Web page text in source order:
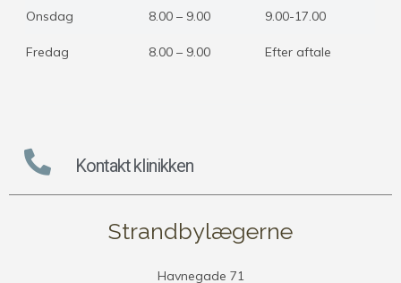
Onsdag 8.00 – 9.00 9.00-17.00
Fredag 8.00 – 9.00 Efter aftale
Kontakt klinikken
Strandbylægerne
Havnegade 71